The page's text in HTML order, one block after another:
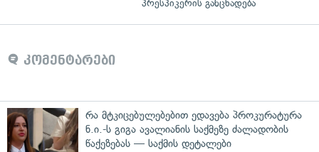
პრესპიკერის განცხადება
კომენტარები
რა მტკიცებულებებით ედავება პროკურატურა
ნ.ი.-ს გიგა ავალიანის საქმეზე ძალადობის
წაქეზებას — საქმის დეტალები